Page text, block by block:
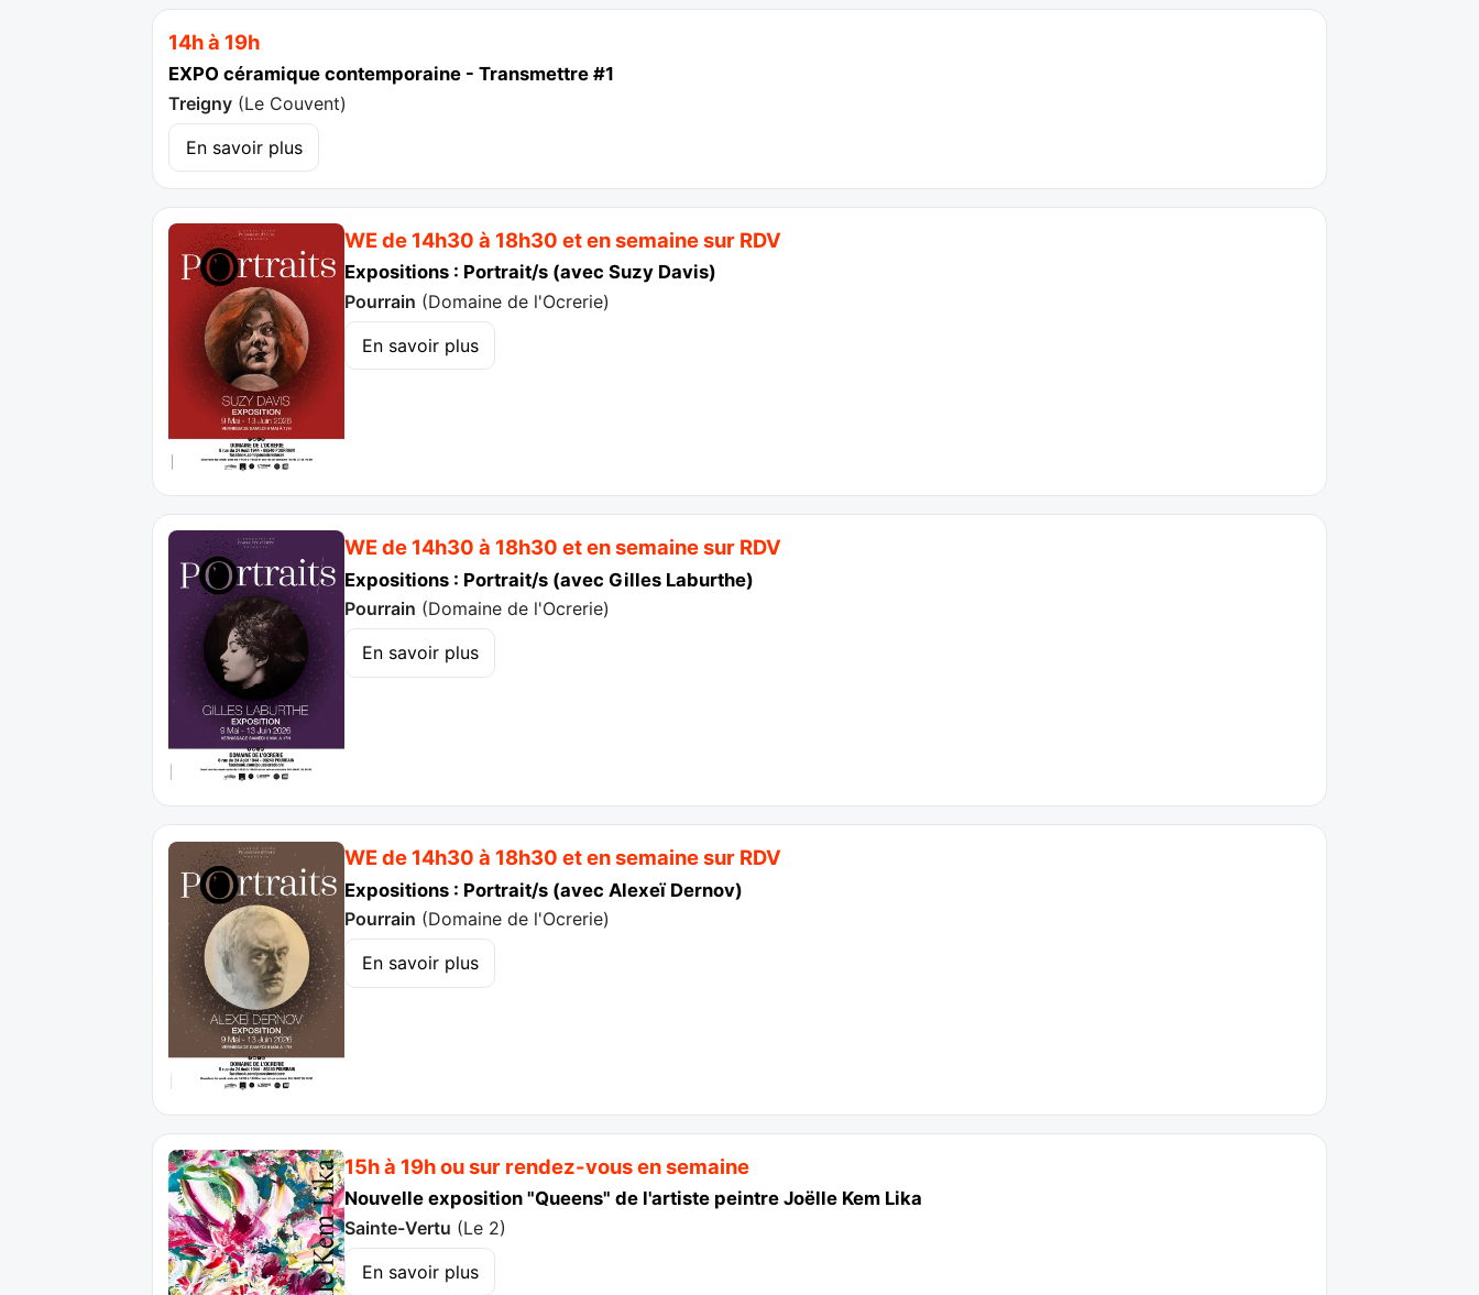
14h à 19h
EXPO céramique contemporaine - Transmettre #1
Treigny (Le Couvent)
En savoir plus
WE de 14h30 à 18h30 et en semaine sur RDV
Expositions : Portrait/s (avec Suzy Davis)
Pourrain (Domaine de l'Ocrerie)
En savoir plus
WE de 14h30 à 18h30 et en semaine sur RDV
Expositions : Portrait/s (avec Gilles Laburthe)
Pourrain (Domaine de l'Ocrerie)
En savoir plus
WE de 14h30 à 18h30 et en semaine sur RDV
Expositions : Portrait/s (avec Alexeï Dernov)
Pourrain (Domaine de l'Ocrerie)
En savoir plus
15h à 19h ou sur rendez-vous en semaine
Nouvelle exposition "Queens" de l'artiste peintre Joëlle Kem Lika
Sainte-Vertu (Le 2)
En savoir plus